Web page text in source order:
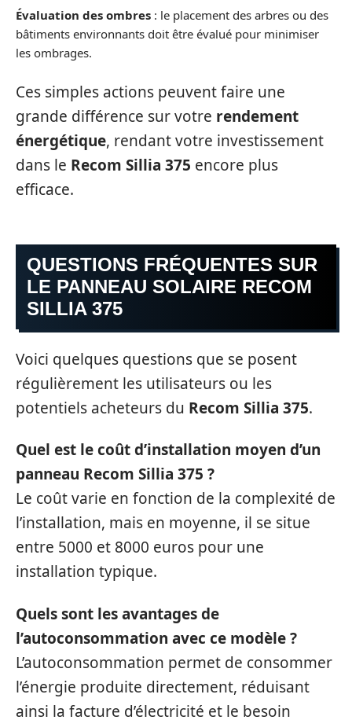
Évaluation des ombres : le placement des arbres ou des
bâtiments environnants doit être évalué pour minimiser
les ombrages.
Ces simples actions peuvent faire une
grande différence sur votre rendement
énergétique, rendant votre investissement
dans le Recom Sillia 375 encore plus
efficace.
QUESTIONS FRÉQUENTES SUR
LE PANNEAU SOLAIRE RECOM
SILLIA 375
Voici quelques questions que se posent
régulièrement les utilisateurs ou les
potentiels acheteurs du Recom Sillia 375.
Quel est le coût d’installation moyen d’un
panneau Recom Sillia 375 ?
Le coût varie en fonction de la complexité de
l’installation, mais en moyenne, il se situe
entre 5000 et 8000 euros pour une
installation typique.
Quels sont les avantages de
l’autoconsommation avec ce modèle ?
L’autoconsommation permet de consommer
l’énergie produite directement, réduisant
ainsi la facture d’électricité et le besoin